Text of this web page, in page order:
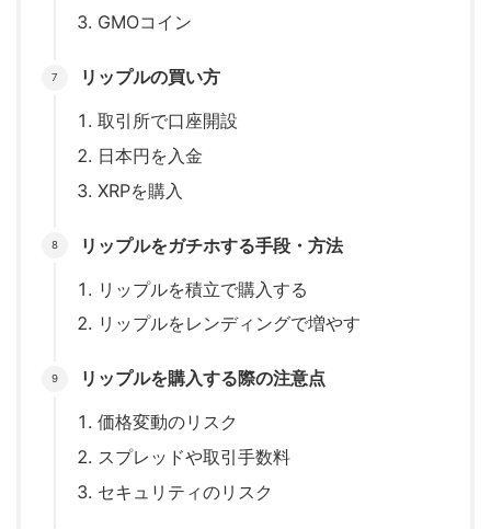
GMOコイン
リップルの買い方
取引所で口座開設
日本円を入金
XRPを購入
リップルをガチホする手段・方法
リップルを積立で購入する
リップルをレンディングで増やす
リップルを購入する際の注意点
価格変動のリスク
スプレッドや取引手数料
セキュリティのリスク